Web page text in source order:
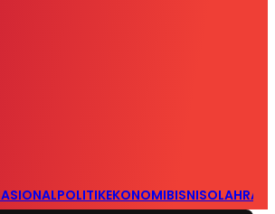
POLITIKEKONOMIBISNIS